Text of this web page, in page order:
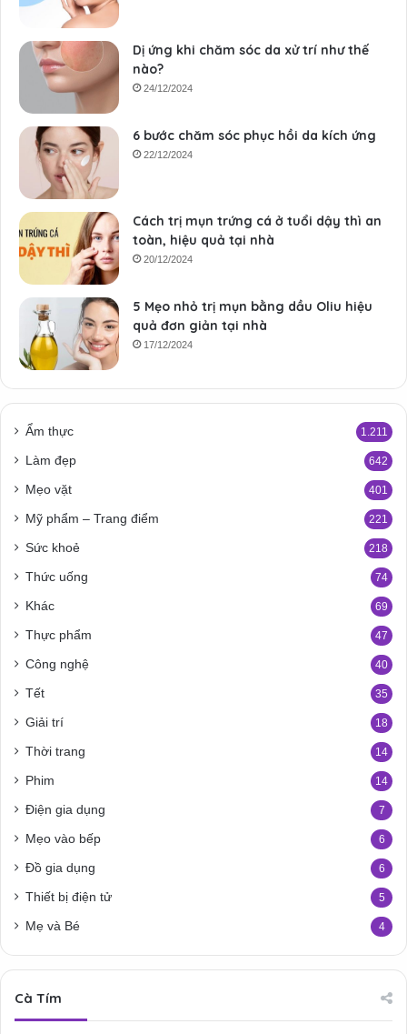
Dị ứng khi chăm sóc da xử trí như thế
nào?
24/12/2024
6 bước chăm sóc phục hồi da kích ứng
22/12/2024
Cách trị mụn trứng cá ở tuổi dậy thì an
toàn, hiệu quả tại nhà
20/12/2024
5 Mẹo nhỏ trị mụn bằng dầu Oliu hiệu
quả đơn giản tại nhà
17/12/2024
Ẩm thực 1.211
Làm đẹp 642
Mẹo vặt 401
Mỹ phẩm – Trang điểm 221
Sức khoẻ 218
Thức uống 74
Khác 69
Thực phẩm 47
Công nghệ 40
Tết 35
Giải trí 18
Thời trang 14
Phim 14
Điện gia dụng 7
Mẹo vào bếp 6
Đồ gia dụng 6
Thiết bị điện tử 5
Mẹ và Bé 4
Cà Tím